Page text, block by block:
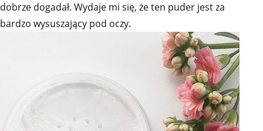
dobrze dogadał. Wydaje mi się, że ten puder jest za
bardzo wysuszający pod oczy.